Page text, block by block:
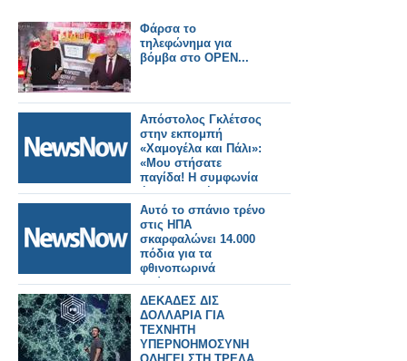
Φάρσα το
τηλεφώνημα για
βόμβα στο OPEN...
Απόστολος Γκλέτσος
στην εκπομπή
«Χαμογέλα και Πάλι»:
«Μου στήσατε
παγίδα! Η συμφωνία
ήταν να μιλήσω για
τους αστυνομικούς»
Αυτό το σπάνιο τρένο
στις ΗΠΑ
σκαρφαλώνει 14.000
πόδια για τα
φθινοπωρινά
χρώματα - με
χρυσαφένια
φυλλώματα, θεάσεις
ελαφιών και επική θέα
στα βουνά
ΔΕΚΑΔΕΣ ΔΙΣ
ΔΟΛΛΑΡΙΑ ΓΙΑ
ΤΕΧΝΗΤΗ
ΥΠΕΡΝΟΗΜΟΣΥΝΗ